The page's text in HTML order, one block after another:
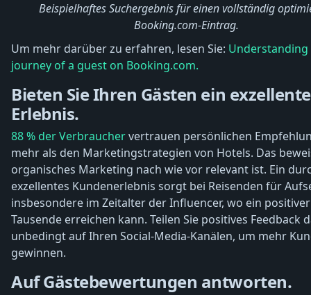
Beispielhaftes Suchergebnis für einen vollständig
Booking.com-Eintrag.
Um mehr darüber zu erfahren, lesen Sie:
journey of a guest on Booking.com.
Bieten Sie Ihren Gästen ein
Erlebnis.
88 % der Verbrauchervertrauen persönlichen
mehr als den Marketingstrategien von Hotels. Das
organisches Marketing nach wie vor relevant ist. Ein
exzellentes Kundenerlebnis sorgt bei Reisenden für
insbesondere im Zeitalter der Influencer, wo ein
Tausende erreichen kann. Teilen Sie positives Feedback
unbedingt auf Ihren Social-Media-Kanälen, um mehr
gewinnen.
Auf Gästebewertungen antworten.